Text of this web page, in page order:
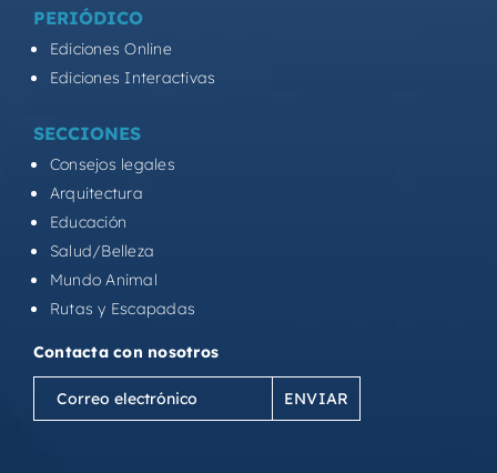
PERIÓDICO
Ediciones Online
Ediciones Interactivas
SECCIONES
Consejos legales
Arquitectura
Educación
Salud/Belleza
Mundo Animal
Rutas y Escapadas
Contacta con nosotros
Correo
electrónico